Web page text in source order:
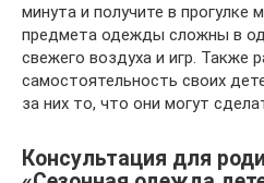
минута и получите в прогулке
предмета одежды сложны в
свежего воздуха и игр. Также
самостоятельность своих
за них то, что они могут
Консультация для